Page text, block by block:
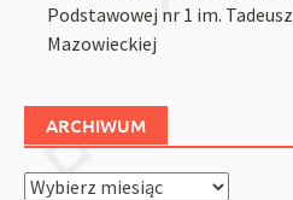
Podstawowej nr 1 im.
Mazowieckiej
ARCHIWUM
Archiwum